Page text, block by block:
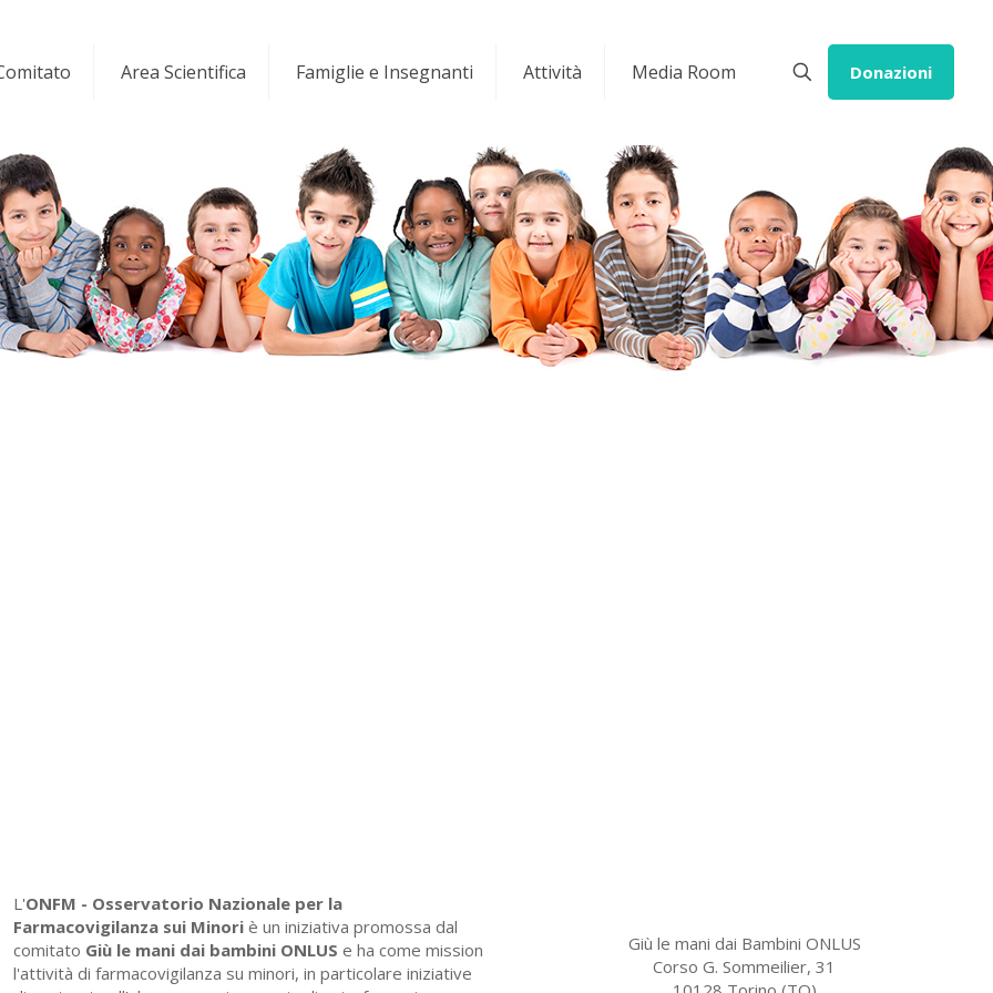
Area Scientifica Famiglie e Insegnanti Attività Media Room Donazioni
L'ONFM - Osservatorio Nazionale per la
Farmacovigilanza sui Minori è un iniziativa promossa dal
comitato Giù le mani dai bambini ONLUS e ha come mission
l'attività di farmacovigilanza su minori, in particolare iniziative
Giù le mani dai Bambini ONLUS
Corso G. Sommeilier, 31